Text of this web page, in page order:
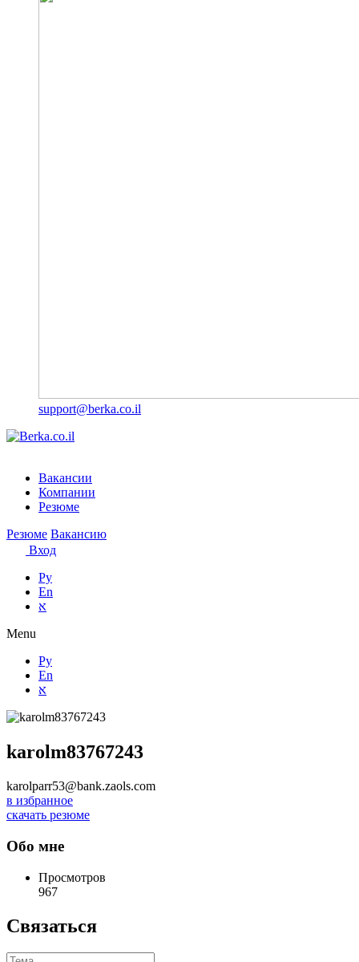
support@berka.co.il
Вакансии
Компании
Резюме
Резюме Вакансию
Вход
Ру
En
א
Menu
Ру
En
א
karolm83767243
karolparr53@bank.zaols.com
в избранное
скачать резюме
Обо мне
Просмотров
967
Связаться